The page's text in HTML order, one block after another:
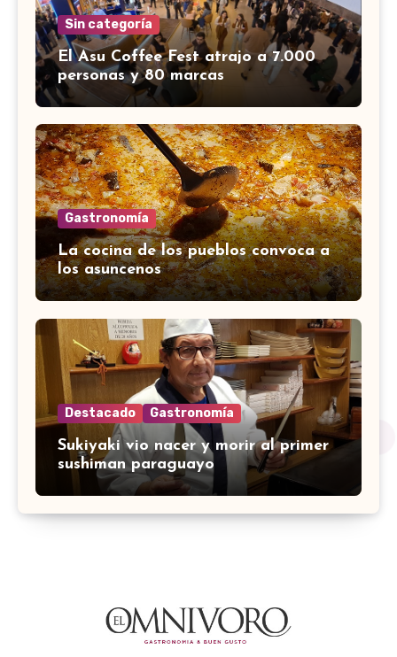
Sin categoría
El Asu Coffee Fest atrajo a 7.000
personas y 80 marcas
Gastronomía
La cocina de los pueblos convoca a
los asuncenos
Destacado Gastronomía
Sukiyaki vio nacer y morir al primer
sushiman paraguayo